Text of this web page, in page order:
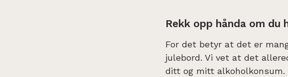
Rekk opp hånda om
For det betyr at det er
julebord. Vi vet at det
ditt og mitt alkoholkonsum.